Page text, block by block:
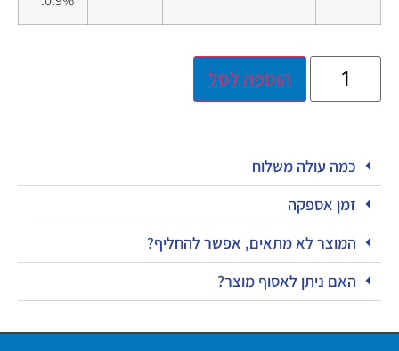
הוספה לסל
כמה עולה משלוח
זמן אספקה
המוצר לא מתאים, אפשר להחליף?
האם ניתן לאסוף מוצר?